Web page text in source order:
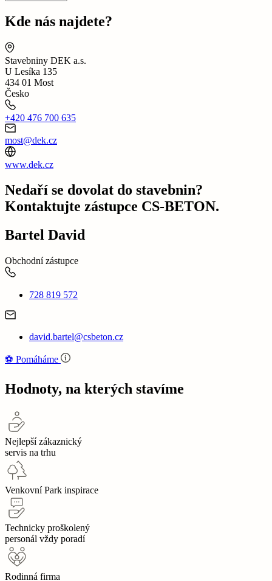
Kde nás najdete?
Stavebniny DEK a.s.
U Lesíka 135
434 01 Most
Česko
+420 476 700 635
most@dek.cz
www.dek.cz
Nedaří se dovolat do stavebnin?
Kontaktujte zástupce CS-BETON.
Bartel David
Obchodní zástupce
728 819 572
david.bartel@csbeton.cz
⚽‍️️ Pomáháme
Hodnoty, na kterých stavíme
Nejlepší zákaznický
servis na trhu
Venkovní Park inspirace
Technicky proškolený
personál vždy poradí
Rodinná firma